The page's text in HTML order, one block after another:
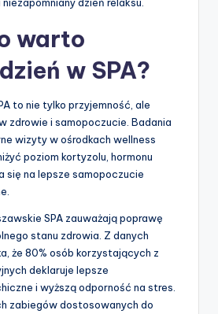
warto
w SPA?
to nie tylko przyjemność, ale
zdrowie i samopoczucie. Badania
wizyty w ośrodkach wellness
poziom kortyzolu, hormonu
się na lepsze samopoczucie
SPA zauważają poprawę
stanu zdrowia. Z danych
że 80% osób korzystających z
deklaruje lepsze
i wyższą odporność na stres.
zabiegów dostosowanych do